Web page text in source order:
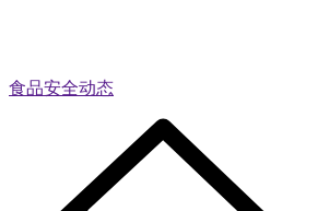
食品安全动态